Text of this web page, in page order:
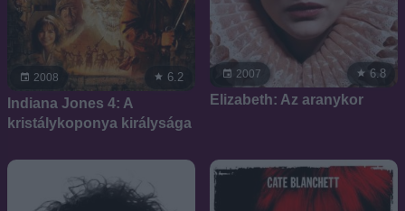
2008 6.2
Indiana Jones 4: A
kristálykoponya királysága
2007 6.8
Elizabeth: Az aranykor